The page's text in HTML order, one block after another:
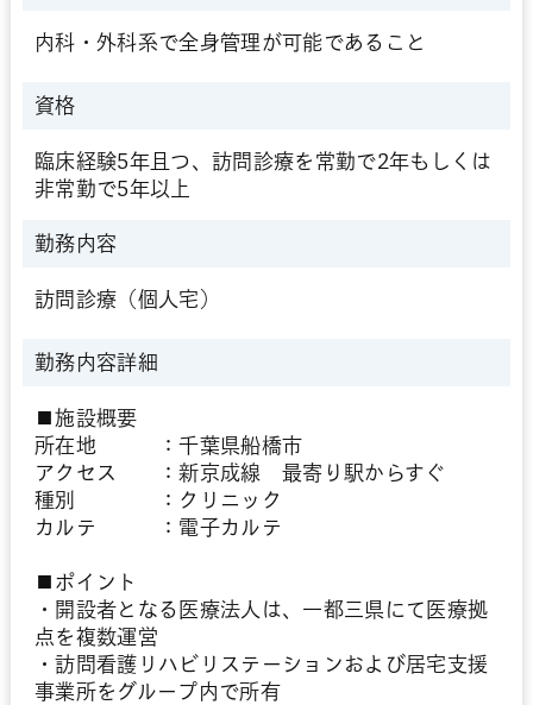
内科・外科系で全身管理が可能であること
資格
臨床経験5年且つ、訪問診療を常勤で2年もしくは
非常勤で5年以上
勤務内容
訪問診療（個人宅）
勤務内容詳細
■施設概要
所在地 ：千葉県船橋市
アクセス ：新京成線 最寄り駅からすぐ
種別 ：クリニック
カルテ ：電子カルテ
■ポイント
・開設者となる医療法人は、一都三県にて医療拠
点を複数運営
・訪問看護リハビリステーションおよび居宅支援
事業所をグループ内で所有